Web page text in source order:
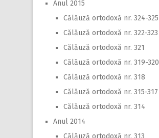
Anul 2015
Călăuză ortodoxă nr. 324-325
Călăuză ortodoxă nr. 322-323
Călăuză ortodoxă nr. 321
Călăuză ortodoxă nr. 319-320
Călăuză ortodoxă nr. 318
Călăuză ortodoxă nr. 315-317
Călăuză ortodoxă nr. 314
Anul 2014
Călăuză ortodoxă nr. 313